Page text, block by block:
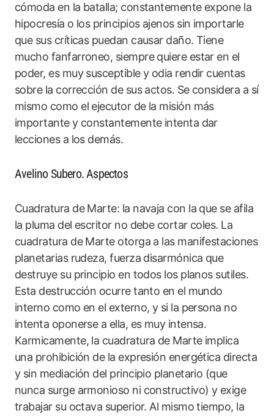
cómoda en la batalla; constantemente expone la
hipocresía o los principios ajenos sin importarle
que sus críticas puedan causar daño. Tiene
mucho fanfarroneo, siempre quiere estar en el
poder, es muy susceptible y odia rendir cuentas
sobre la corrección de sus actos. Se considera a sí
mismo como el ejecutor de la misión más
importante y constantemente intenta dar
lecciones a los demás.
Avelino Subero. Aspectos
Cuadratura de Marte: la navaja con la que se afila
la pluma del escritor no debe cortar coles. La
cuadratura de Marte otorga a las manifestaciones
planetarias rudeza, fuerza disarmónica que
destruye su principio en todos los planos sutiles.
Esta destrucción ocurre tanto en el mundo
interno como en el externo, y si la persona no
intenta oponerse a ella, es muy intensa.
Karmicamente, la cuadratura de Marte implica
una prohibición de la expresión energética directa
y sin mediación del principio planetario (que
nunca surge armonioso ni constructivo) y exige
trabajar su octava superior. Al mismo tiempo, la